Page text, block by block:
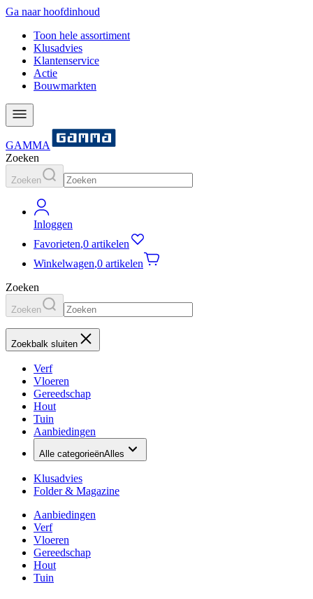
Ga naar hoofdinhoud
Toon hele assortiment
Klusadvies
Klantenservice
Actie
Bouwmarkten
GAMMA
Zoeken
Zoeken
Inloggen
Favorieten,0 artikelen
Winkelwagen,0 artikelen
Zoeken
Zoeken
Zoekbalk sluiten
Verf
Vloeren
Gereedschap
Hout
Tuin
Aanbiedingen
Alle categorieënAlles
Klusadvies
Folder & Magazine
Aanbiedingen
Verf
Vloeren
Gereedschap
Hout
Tuin